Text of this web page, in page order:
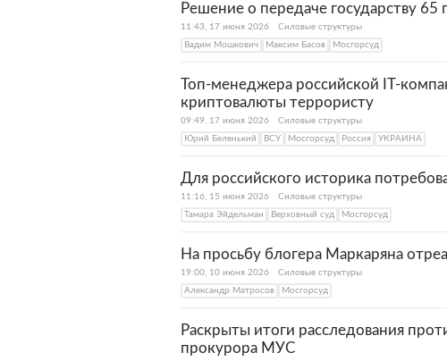
Решение о передаче государству 65
11:43, 17 июня 2026
Силовые структуры
Вадим Мошкович
Максим Басов Мосгорсуд
Топ-менеджера российской IT-
криптовалюты террористу
09:49, 17 июня 2026
Силовые структуры
Юрий Беленький
ВСУ Мосгорсуд Россия УКРАИНА
Для российского историка
11:16, 15 июня 2026
Силовые структуры
Тамара Эйдельман
Верховный суд Мосгорсуд
На просьбу блогера Маркаряна
19:00, 10 июня 2026
Силовые структуры
Александр Матросов
Мосгорсуд
Раскрыты итоги расследования
прокурора МУС